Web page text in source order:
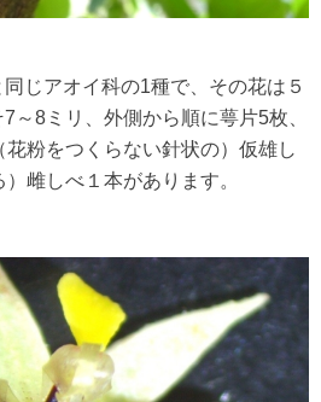
じアオイ科の1種で、その花は５
～8ミリ、外側から順に萼片5枚、
粉をつくらない針状の）仮雄し
雌しべ１本があります。